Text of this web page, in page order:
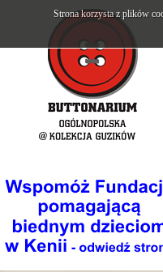
Strona korzysta z plików